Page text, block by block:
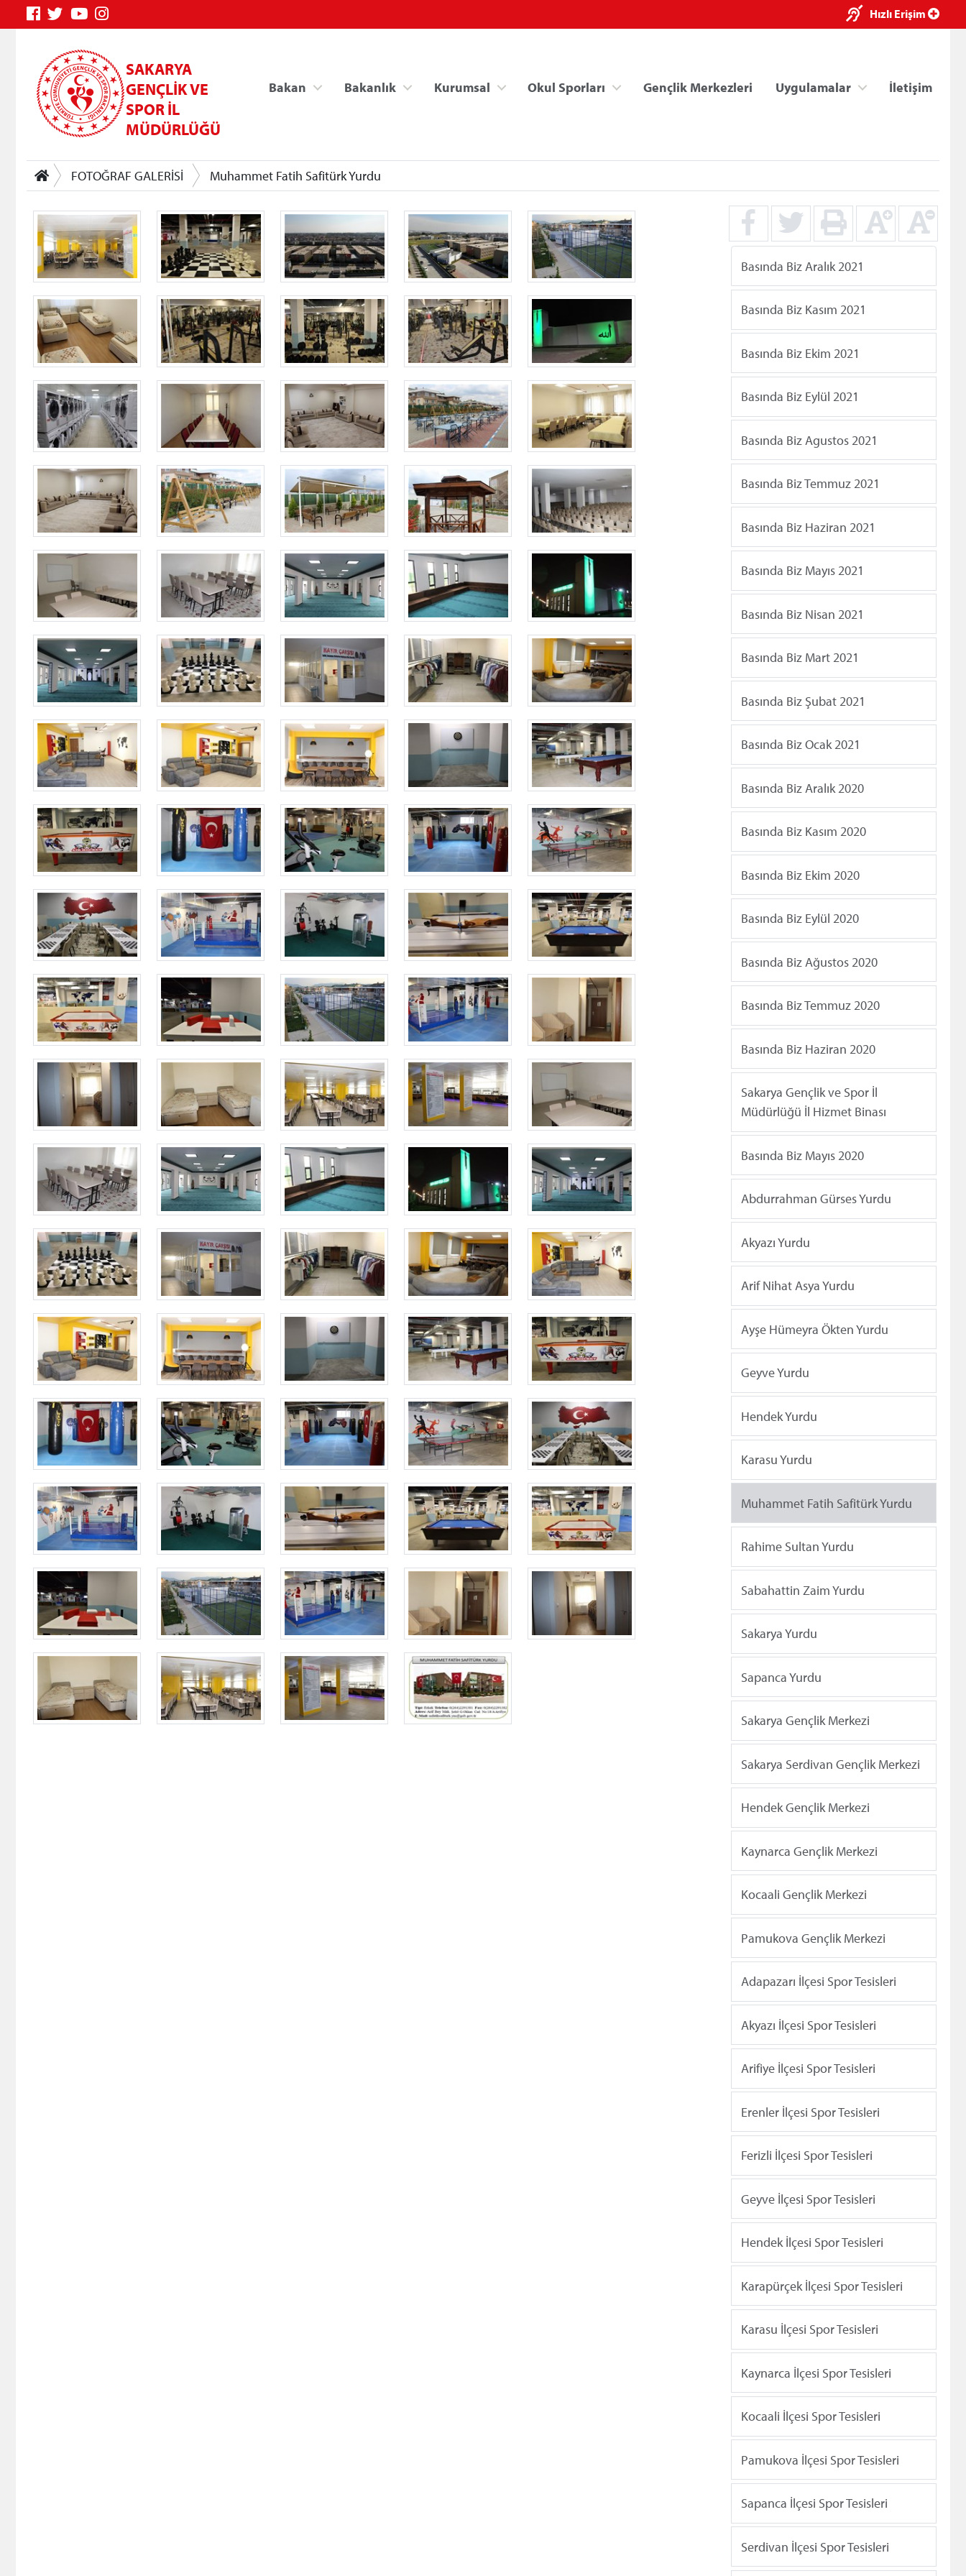
Hızlı Erişim
SAKARYA
GENÇLİK VE
SPOR İL
MÜDÜRLÜĞÜ
Bakan Bakanlık Kurumsal Okul Sporları Gençlik Merkezleri Uygulamalar İletişim
FOTOĞRAF GALERİSİ Muhammet Fatih Safitürk Yurdu
Basında Biz Aralık 2021
Basında Biz Kasım 2021
Basında Biz Ekim 2021
Basında Biz Eylül 2021
Basında Biz Agustos 2021
Basında Biz Temmuz 2021
Basında Biz Haziran 2021
Basında Biz Mayıs 2021
Basında Biz Nisan 2021
Basında Biz Mart 2021
Basında Biz Şubat 2021
Basında Biz Ocak 2021
Basında Biz Aralık 2020
Basında Biz Kasım 2020
Basında Biz Ekim 2020
Basında Biz Eylül 2020
Basında Biz Ağustos 2020
Basında Biz Temmuz 2020
Basında Biz Haziran 2020
Sakarya Gençlik ve Spor İl
Müdürlüğü İl Hizmet Binası
Basında Biz Mayıs 2020
Abdurrahman Gürses Yurdu
Akyazı Yurdu
Arif Nihat Asya Yurdu
Ayşe Hümeyra Ökten Yurdu
Geyve Yurdu
Hendek Yurdu
Karasu Yurdu
Muhammet Fatih Safitürk Yurdu
Rahime Sultan Yurdu
Sabahattin Zaim Yurdu
Sakarya Yurdu
Sapanca Yurdu
Sakarya Gençlik Merkezi
Sakarya Serdivan Gençlik Merkezi
Hendek Gençlik Merkezi
Kaynarca Gençlik Merkezi
Kocaali Gençlik Merkezi
Pamukova Gençlik Merkezi
Adapazarı İlçesi Spor Tesisleri
Akyazı İlçesi Spor Tesisleri
Arifiye İlçesi Spor Tesisleri
Erenler İlçesi Spor Tesisleri
Ferizli İlçesi Spor Tesisleri
Geyve İlçesi Spor Tesisleri
Hendek İlçesi Spor Tesisleri
Karapürçek İlçesi Spor Tesisleri
Karasu İlçesi Spor Tesisleri
Kaynarca İlçesi Spor Tesisleri
Kocaali İlçesi Spor Tesisleri
Pamukova İlçesi Spor Tesisleri
Sapanca İlçesi Spor Tesisleri
Serdivan İlçesi Spor Tesisleri
×
Genç Bilgi Sistemi Spor Bilgi Sistemi Kredi/Yurt İşlemleri